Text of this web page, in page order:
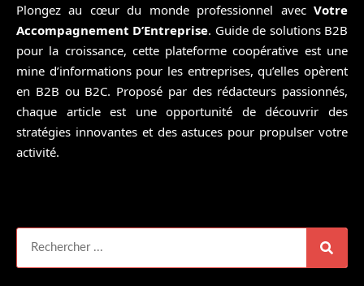
Plongez au cœur du monde professionnel avec Votre
Accompagnement D’Entreprise. Guide de solutions B2B
pour la croissance, cette plateforme coopérative est une
mine d’informations pour les entreprises, qu’elles opèrent
en B2B ou B2C. Proposé par des rédacteurs passionnés,
chaque article est une opportunité de découvrir des
stratégies innovantes et des astuces pour propulser votre
activité.